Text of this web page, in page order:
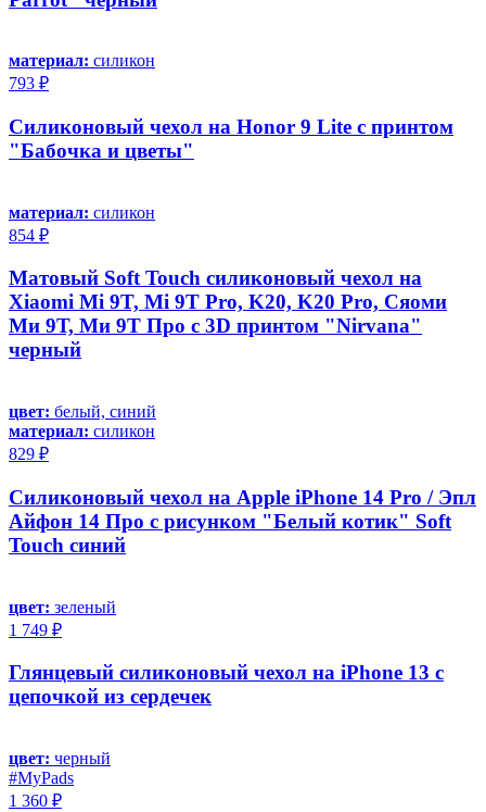
материал: силикон
793 ₽
Силиконовый чехол на Honor 9 Lite с принтом
"Бабочка и цветы"
материал: силикон
854 ₽
Матовый Soft Touch силиконовый чехол на
Xiaomi Mi 9T, Mi 9T Pro, K20, K20 Pro, Сяоми
Ми 9Т, Ми 9Т Про с 3D принтом "Nirvana"
черный
цвет: белый, синий
материал: силикон
829 ₽
Силиконовый чехол на Apple iPhone 14 Pro / Эпл
Айфон 14 Про с рисунком "Белый котик" Soft
Touch синий
цвет: зеленый
1 749 ₽
Глянцевый силиконовый чехол на iPhone 13 с
цепочкой из сердечек
цвет: черный
#MyPads
1 360 ₽